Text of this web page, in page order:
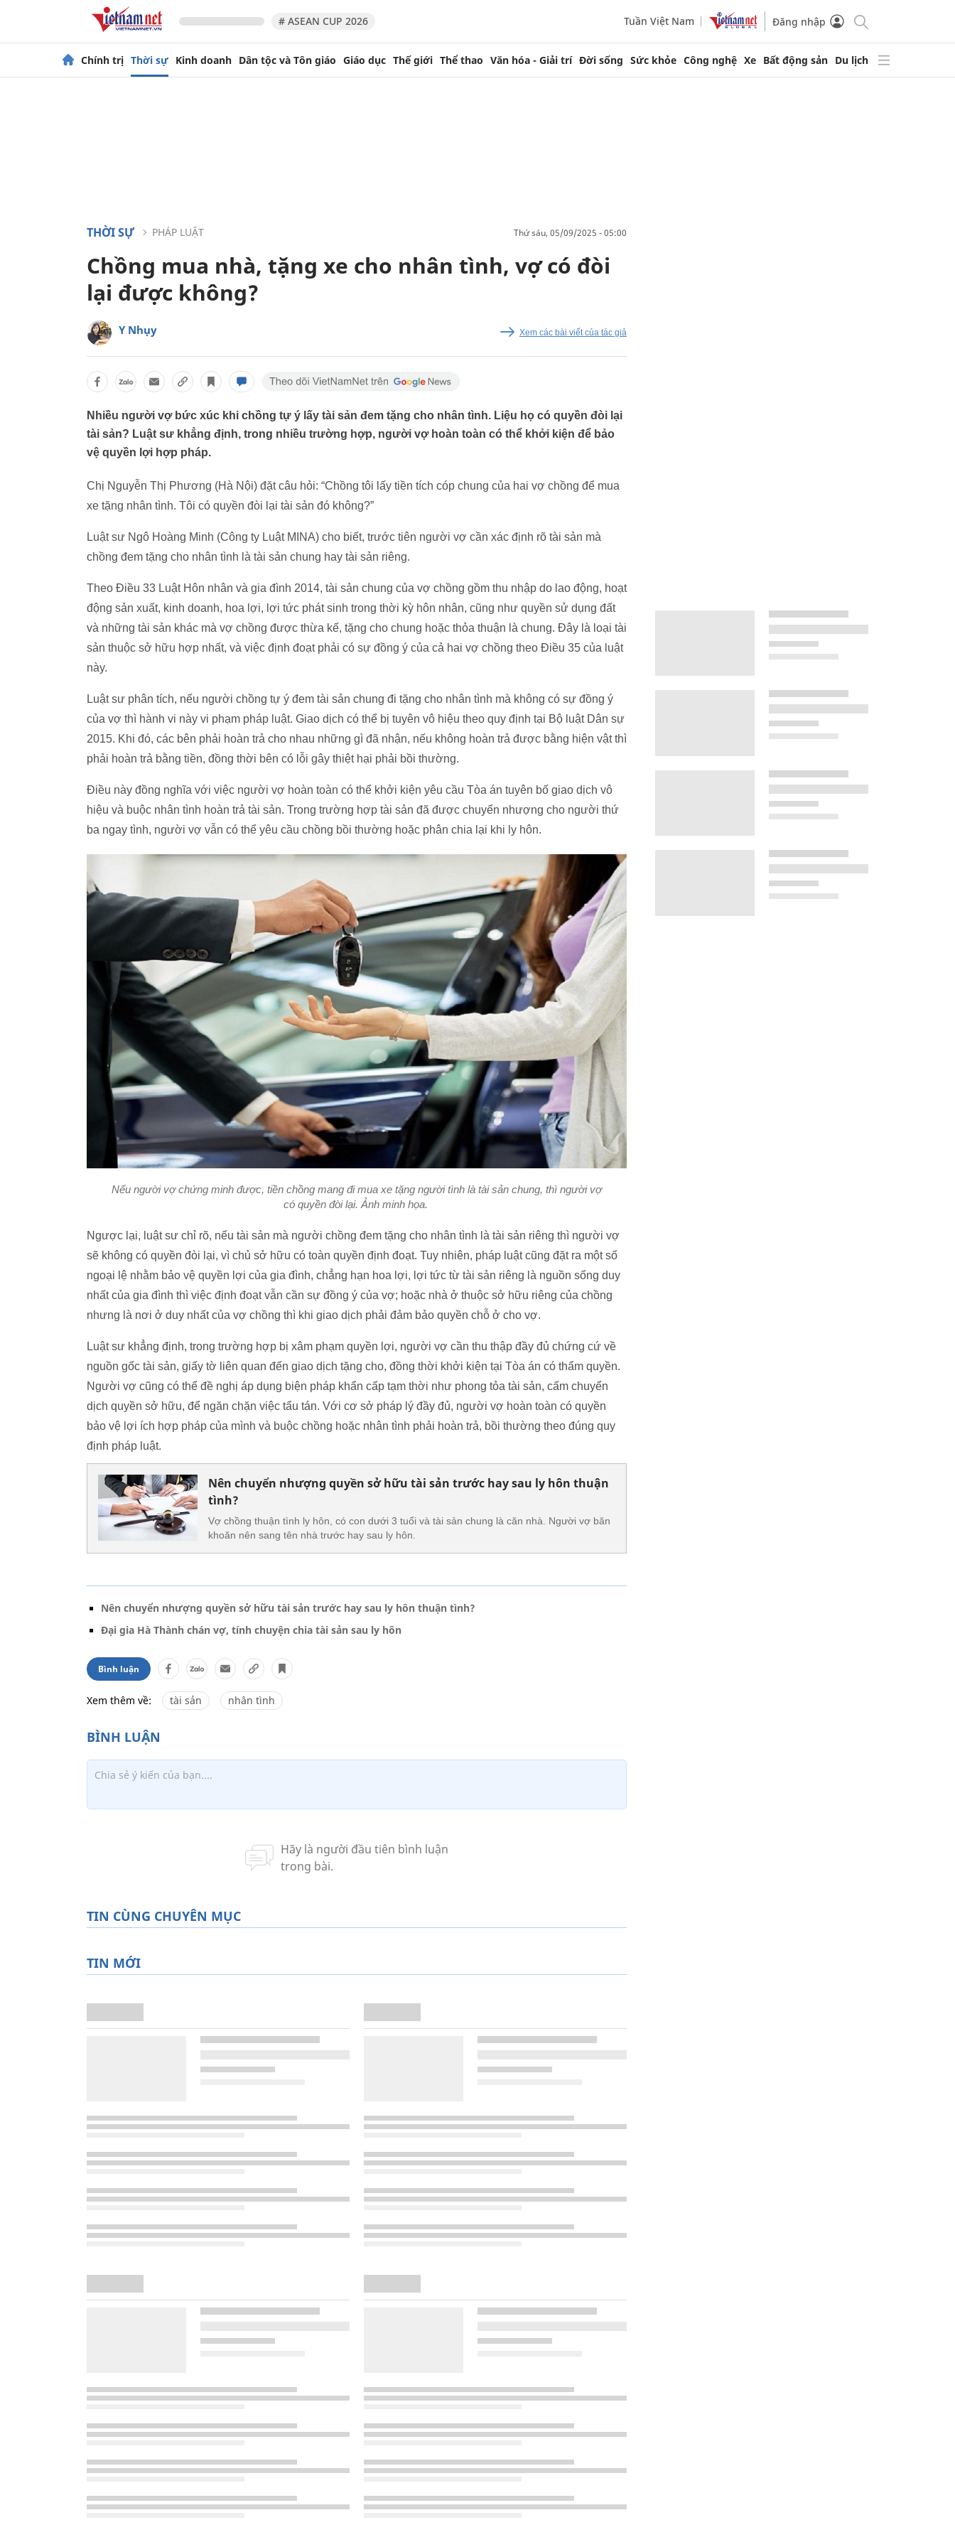
# ASEAN CUP 2026 Tuần Việt Nam Đăng nhập
Chính trị Thời sự Kinh doanh Dân tộc và Tôn giáo Giáo dục Thế giới Thể thao Văn hóa - Giải trí Đời sống Sức khỏe Công nghệ Xe Bất động sản Du lịch
THỜI SỰ PHÁP LUẬT thứ sáu, 05/09/2025 - 05:00
Chồng mua nhà, tặng xe cho nhân tình, vợ có đòi
lại được không?
Y Nhụy Xem các bài viết của tác giả
Nhiều người vợ bức xúc khi chồng tự ý lấy tài sản đem tặng cho nhân tình. Liệu họ có quyền đòi lại
tài sản? Luật sư khẳng định, trong nhiều trường hợp, người vợ hoàn toàn có thể khởi kiện để bảo
vệ quyền lợi hợp pháp.
Chị Nguyễn Thị Phương (Hà Nội) đặt câu hỏi: “Chồng tôi lấy tiền tích cóp chung của hai vợ chồng để mua
xe tặng nhân tình. Tôi có quyền đòi lại tài sản đó không?”
Luật sư Ngô Hoàng Minh (Công ty Luật MINA) cho biết, trước tiên người vợ cần xác định rõ tài sản mà
chồng đem tặng cho nhân tình là tài sản chung hay tài sản riêng.
Theo Điều 33 Luật Hôn nhân và gia đình 2014, tài sản chung của vợ chồng gồm thu nhập do lao động, hoạt
động sản xuất, kinh doanh, hoa lợi, lợi tức phát sinh trong thời kỳ hôn nhân, cũng như quyền sử dụng đất
và những tài sản khác mà vợ chồng được thừa kế, tặng cho chung hoặc thỏa thuận là chung. Đây là loại tài
sản thuộc sở hữu hợp nhất, và việc định đoạt phải có sự đồng ý của cả hai vợ chồng theo Điều 35 của luật
này.
Luật sư phân tích, nếu người chồng tự ý đem tài sản chung đi tặng cho nhân tình mà không có sự đồng ý
của vợ thì hành vi này vi phạm pháp luật. Giao dịch có thể bị tuyên vô hiệu theo quy định tại Bộ luật Dân sự
2015. Khi đó, các bên phải hoàn trả cho nhau những gì đã nhận, nếu không hoàn trả được bằng hiện vật thì
phải hoàn trả bằng tiền, đồng thời bên có lỗi gây thiệt hại phải bồi thường.
Điều này đồng nghĩa với việc người vợ hoàn toàn có thể khởi kiện yêu cầu Tòa án tuyên bố giao dịch vô
hiệu và buộc nhân tình hoàn trả tài sản. Trong trường hợp tài sản đã được chuyển nhượng cho người thứ
ba ngay tình, người vợ vẫn có thể yêu cầu chồng bồi thường hoặc phân chia lại khi ly hôn.
Nếu người vợ chứng minh được, tiền chồng mang đi mua xe tặng người tình là tài sản chung, thì người vợ
có quyền đòi lại. Ảnh minh họa.
Ngược lại, luật sư chỉ rõ, nếu tài sản mà người chồng đem tặng cho nhân tình là tài sản riêng thì người vợ
sẽ không có quyền đòi lại, vì chủ sở hữu có toàn quyền định đoạt. Tuy nhiên, pháp luật cũng đặt ra một số
ngoại lệ nhằm bảo vệ quyền lợi của gia đình, chẳng hạn hoa lợi, lợi tức từ tài sản riêng là nguồn sống duy
nhất của gia đình thì việc định đoạt vẫn cần sự đồng ý của vợ; hoặc nhà ở thuộc sở hữu riêng của chồng
nhưng là nơi ở duy nhất của vợ chồng thì khi giao dịch phải đảm bảo quyền chỗ ở cho vợ.
Luật sư khẳng định, trong trường hợp bị xâm phạm quyền lợi, người vợ cần thu thập đầy đủ chứng cứ về
nguồn gốc tài sản, giấy tờ liên quan đến giao dịch tặng cho, đồng thời khởi kiện tại Tòa án có thẩm quyền.
Người vợ cũng có thể đề nghị áp dụng biện pháp khẩn cấp tạm thời như phong tỏa tài sản, cấm chuyển
dịch quyền sở hữu, để ngăn chặn việc tẩu tán. Với cơ sở pháp lý đầy đủ, người vợ hoàn toàn có quyền
bảo vệ lợi ích hợp pháp của mình và buộc chồng hoặc nhân tình phải hoàn trả, bồi thường theo đúng quy
định pháp luật.
Nên chuyển nhượng quyền sở hữu tài sản trước hay sau ly hôn thuận
tình?
Vợ chồng thuận tình ly hôn, có con dưới 3 tuổi và tài sản chung là căn nhà. Người vợ băn
khoăn nên sang tên nhà trước hay sau ly hôn.
Nên chuyển nhượng quyền sở hữu tài sản trước hay sau ly hôn thuận tình?
Đại gia Hà Thành chán vợ, tính chuyện chia tài sản sau ly hôn
Bình luận
Xem thêm về: tài sản nhân tình
TIN CÙNG CHUYÊN MỤC
TIN MỚI